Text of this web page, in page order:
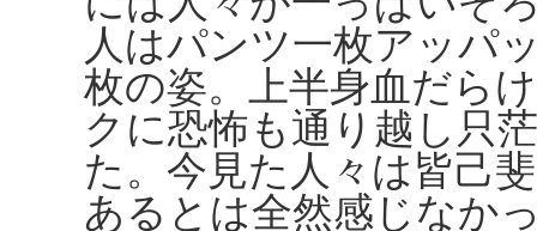
人はパンツ一枚アッパ
枚の姿。上半身血だら
クに恐怖も通り越し只
た。今見た人々は皆己
あるとは全然感じなか